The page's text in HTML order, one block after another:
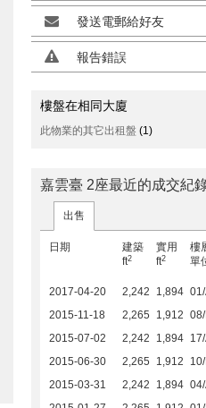
發送電郵給好友
報告錯誤
樓盤在相同大廈
此物業的其它出租盤 (1)
嘉雲臺 2座最近的成交紀
出售
日期
建築
ft2
實用
ft2
樓
單
2017-04-20 2,242 1,894
2015-11-18
2,265 1,912
2015-07-02
2,242 1,894
2015-06-30
2,265 1,912
2015-03-31
2,242 1,894